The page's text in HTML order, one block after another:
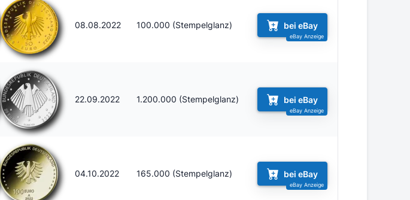
08.08.2022 100.000 (Stempelglanz) bei eBay
22.09.2022 1.200.000 (Stempelglanz) bei eBay
04.10.2022 165.000 (Stempelglanz) bei eBay